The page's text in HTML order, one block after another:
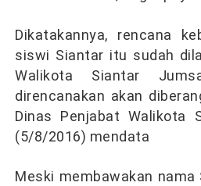
Dikatakannya, rencana
siswi Siantar itu sudah
Walikota Siantar
direncanakan akan
Dinas Penjabat Walikota
(5/8/2016) mendata
Meski membawakan nama